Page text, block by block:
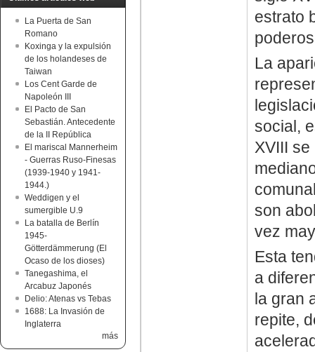
La Puerta de San
Romano
Koxinga y la expulsión
de los holandeses de
Taiwan
Los Cent Garde de
Napoleón III
El Pacto de San
Sebastián. Antecedente
de la II República
El mariscal Mannerheim
- Guerras Ruso-Finesas
(1939-1940 y 1941-
1944.)
Weddigen y el
sumergible U.9
La batalla de Berlín
1945-
Götterdämmerung (El
Ocaso de los dioses)
Tanegashima, el
Arcabuz Japonés
Delio: Atenas vs Tebas
1688: La Invasión de
Inglaterra
más
estrato
La
social,
XVIII
son
vez
Esta
a
la gran
repite,